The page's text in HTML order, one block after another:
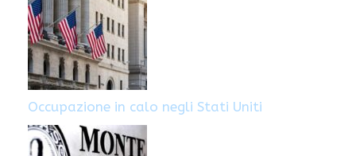
Occupazione in calo negli Stati Uniti